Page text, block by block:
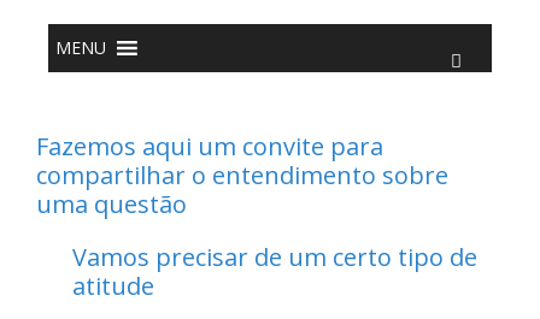
conteúdo
MENU
Fazemos aqui um convite para
compartilhar o entendimento sobre
uma questão
Vamos precisar de um certo tipo de
atitude